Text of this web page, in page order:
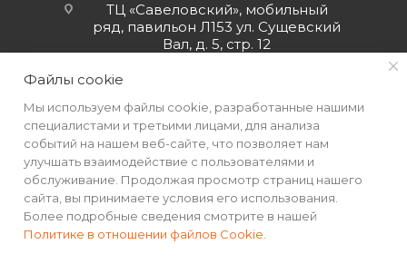
ТЦ «Савеловский», мобильный
ряд, павильон Л153 ул. Сущевский
Вал, д. 5, стр. 12
2026 © Интернет-магазин MiMall® • Не является публичной
Файлы cookie
Мы используем файлы cookie, разработанные нашими
специалистами и третьими лицами, для анализа
событий на нашем веб-сайте, что позволяет нам
улучшать взаимодействие с пользователями и
обслуживание. Продолжая просмотр страниц нашего
сайта, вы принимаете условия его использования.
Более подробные сведения смотрите в нашей
Политике в отношении файлов Cookie